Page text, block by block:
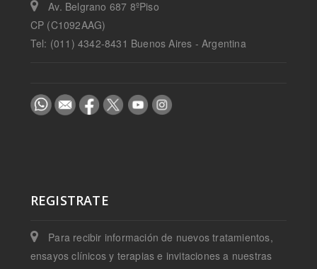
Av. Belgrano 687 8ºPiso
CP (C1092AAG)
Tel: (011) 4342-8431 Buenos Aires - Argentina
REGISTRATE
Para recibir información de nuevos tratamientos,
ensayos clínicos y terapias e invitaciones a nuestras